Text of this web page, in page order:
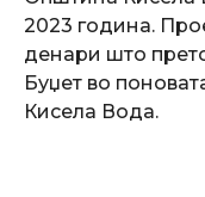
2023 година.
денари што
Буџет во
Кисела Вода.